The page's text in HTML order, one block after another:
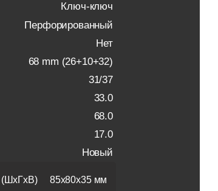
Ключ-ключ
Перфорированный
Нет
68 mm (26+10+32)
31/37
33.0
68.0
17.0
Новый
(ШхГхВ)
85x80x35 мм